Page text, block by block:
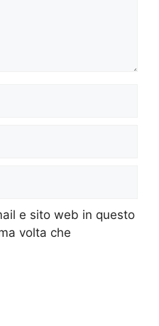
e sito web in questo
volta che